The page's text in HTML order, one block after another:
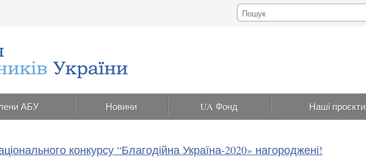
АБУ Новини UA Фонд Наші проєкти
конкурсу “Благодійна Україна-2020» нагороджені!